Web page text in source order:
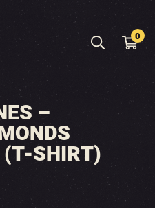
0
–
(T-SHIRT)